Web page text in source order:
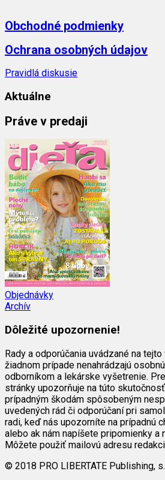
Obchodné podmienky
Ochrana osobných údajov
Pravidlá diskusie
Aktuálne
Práve v predaji
Objednávky
Archív
Dôležité upozornenie!
Rady a odporúčania uvádzané na
žiadnom prípade nenahrádzajú
odborníkom a lekárske vyšetrenie.
stránky upozorňuje na túto
prípadným škodám spôsobeným
uvedených rád či odporúčaní pri
radi, keď nás upozorníte na prípadnú
alebo ak nám napíšete pripomienky a
Môžete použiť mailovú adresu
© 2018 PRO LIBERTATE Publishing, s.